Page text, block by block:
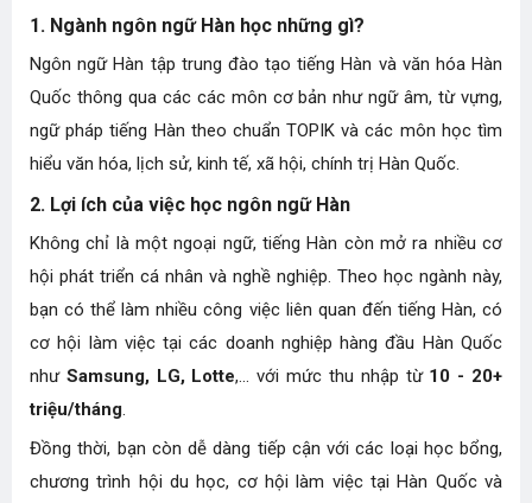
1. Ngành ngôn ngữ Hàn học những gì?
Ngôn ngữ Hàn tập trung đào tạo tiếng Hàn và văn hóa Hàn
Quốc thông qua các các môn cơ bản như ngữ âm, từ vựng,
ngữ pháp tiếng Hàn theo chuẩn TOPIK và các môn học tìm
hiểu văn hóa, lịch sử, kinh tế, xã hội, chính trị Hàn Quốc.
2. Lợi ích của việc học ngôn ngữ Hàn
Không chỉ là một ngoại ngữ, tiếng Hàn còn mở ra nhiều cơ
hội phát triển cá nhân và nghề nghiệp. Theo học ngành này,
bạn có thể làm nhiều công việc liên quan đến tiếng Hàn, có
cơ hội làm việc tại các doanh nghiệp hàng đầu Hàn Quốc
như Samsung, LG, Lotte,... với mức thu nhập từ10 - 20+
triệu/tháng.
Đồng thời, bạn còn dễ dàng tiếp cận với các loại học bổng,
chương trình hội du học, cơ hội làm việc tại Hàn Quốc và